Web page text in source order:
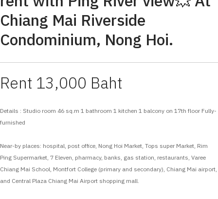
Chiang Mai Riverside
Condominium, Nong Hoi.
Rent 13,000 Baht
Details : Studio room 46 sq.m 1 bathroom 1 kitchen 1 balcony on 17th floor Fully-
furnished
Near-by places: hospital, post office, Nong Hoi Market, Tops super Market, Rim
Ping Supermarket, 7 Eleven, pharmacy, banks, gas station, restaurants, Varee
Chiang Mai School, Montfort College (primary and secondary), Chiang Mai airport,
and Central Plaza Chiang Mai Airport shopping mall.